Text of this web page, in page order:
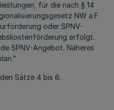
für die nach § 14
NW a.F.
oder SPNV-
erfolgt.
SPNV-Angebot. Näheres
Sätze 4 bis 6.